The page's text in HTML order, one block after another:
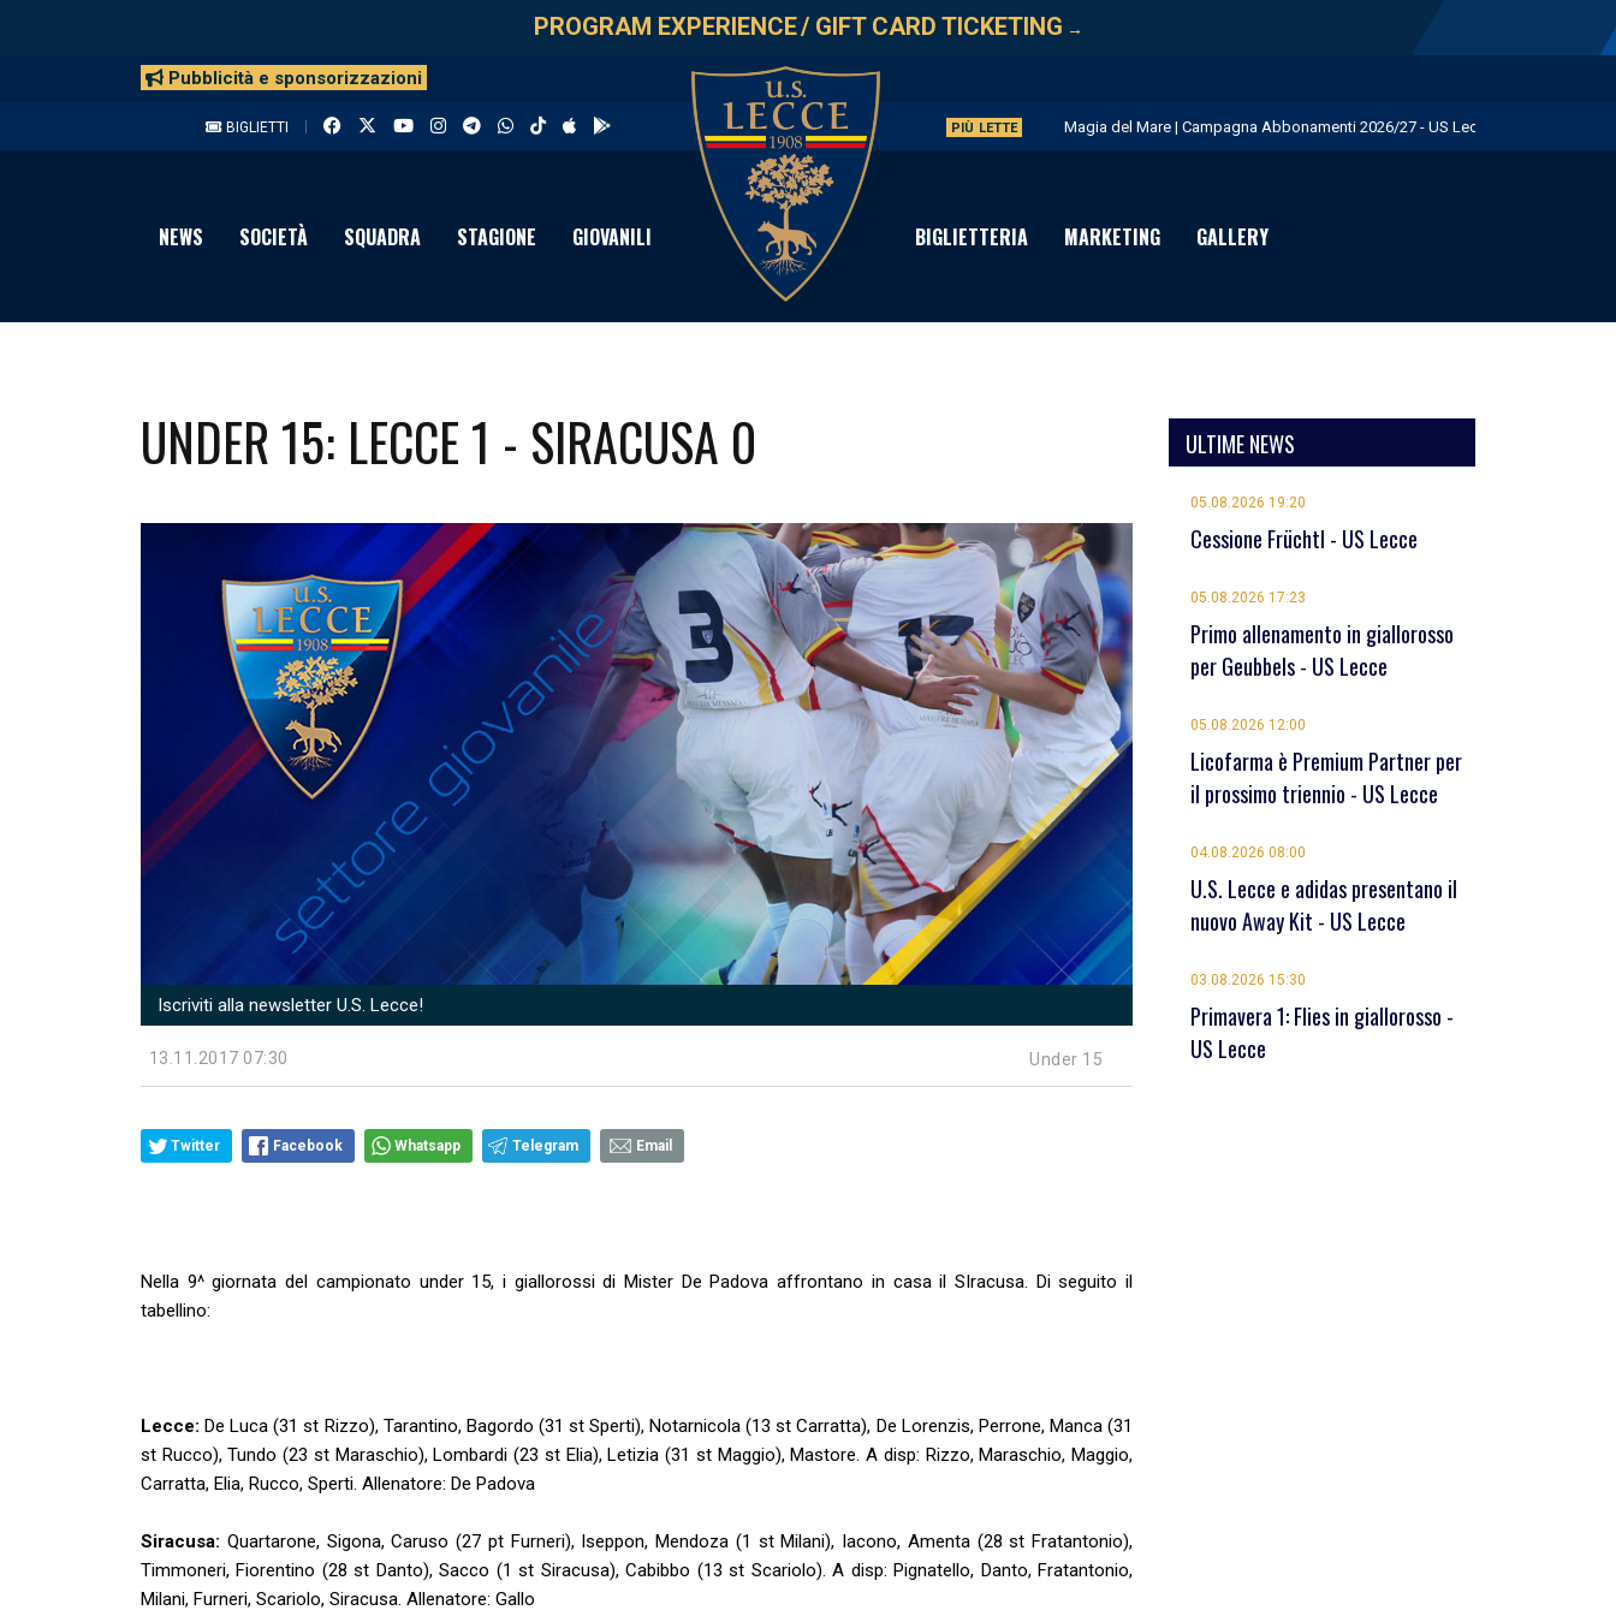
PROGRAM EXPERIENCE/ GIFT CARD TICKETING →
Pubblicità e sponsorizzazioni
BIGLIETTI PIÙ LETTE Magia del Mare | Campagna Abbonamenti 2026/27 - US Lecce
Visita istituzionale al Via del Mare - US Lecce
Cessione Burnete - US Lecce
NEWS SOCIETÀ SQUADRA STAGIONE GIOVANILI BIGLIETTERIA MARKETING GALLERY
UNDER 15: LECCE 1 - SIRACUSA 0
Iscriviti alla newsletter U.S. Lecce!
13.11.2017 07:30 Under 15
Twitter Facebook Whatsapp Telegram Email
Nella 9^ giornata del campionato under 15, i giallorossi di Mister De Padova affrontano in casa il SIracusa. Di seguito il
tabellino:
Lecce:De Luca (31 st Rizzo), Tarantino, Bagordo (31 st Sperti), Notarnicola (13 st Carratta), De Lorenzis, Perrone, Manca (31
st Rucco), Tundo (23 st Maraschio), Lombardi (23 st Elia), Letizia (31 st Maggio), Mastore. A disp: Rizzo, Maraschio, Maggio,
Carratta, Elia, Rucco, Sperti. Allenatore: De Padova
Siracusa: Quartarone, Sigona, Caruso (27 pt Furneri), Iseppon, Mendoza (1 st Milani), Iacono, Amenta (28 st Fratantonio),
Timmoneri, Fiorentino (28 st Danto), Sacco (1 st Siracusa), Cabibbo (13 st Scariolo). A disp: Pignatello, Danto, Fratantonio,
Milani, Furneri, Scariolo, Siracusa. Allenatore: Gallo
ULTIME NEWS
05.08.2026 19:20
Cessione Früchtl - US Lecce
05.08.2026 17:23
Primo allenamento in giallorosso
per Geubbels - US Lecce
05.08.2026 12:00
Licofarma è Premium Partner per
il prossimo triennio - US Lecce
04.08.2026 08:00
U.S. Lecce e adidas presentano il
nuovo Away Kit - US Lecce
03.08.2026 15:30
Primavera 1: Flies in giallorosso -
US Lecce